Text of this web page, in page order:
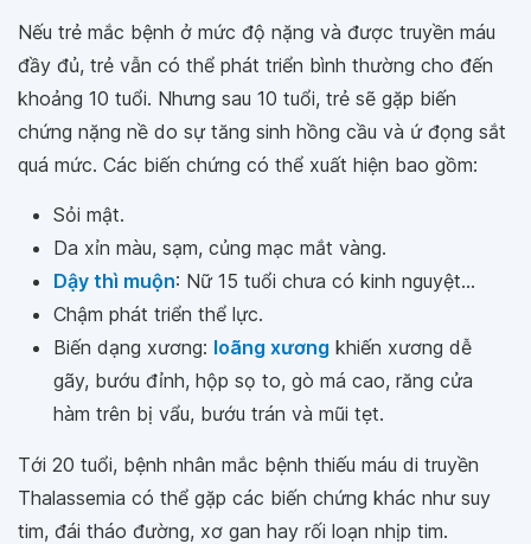
Nếu trẻ mắc bệnh ở mức độ nặng và được truyền máu
đầy đủ, trẻ vẫn có thể phát triển bình thường cho đến
khoảng 10 tuổi. Nhưng sau 10 tuổi, trẻ sẽ gặp biến
chứng nặng nề do sự tăng sinh hồng cầu và ứ đọng sắt
quá mức. Các biến chứng có thể xuất hiện bao gồm:
Sỏi mật.
Da xỉn màu, sạm, củng mạc mắt vàng.
Dậy thì muộn: Nữ 15 tuổi chưa có kinh nguyệt...
Chậm phát triển thể lực.
Biến dạng xương: loãng xương khiến xương dễ
gãy, bướu đỉnh, hộp sọ to, gò má cao, răng cửa
hàm trên bị vẩu, bướu trán và mũi tẹt.
Tới 20 tuổi, bệnh nhân mắc bệnh thiếu máu di truyền
Thalassemia có thể gặp các biến chứng khác như suy
tim, đái tháo đường, xơ gan hay rối loạn nhịp tim.